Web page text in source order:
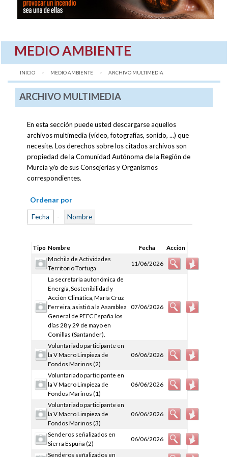
MEDIO AMBIENTE
INICIO MEDIO AMBIENTE AQUÍ:
ARCHIVO MULTIMEDIA
ARCHIVO MULTIMEDIA
En esta sección puede usted descargarse aquellos
archivos multimedia (vídeo, fotografías, sonido, ...) que
necesite. Los derechos sobre los citados archivos son
propiedad de la Comunidad Autónoma de la Región de
Murcia y/o de sus Consejerías y Organismos
correspondientes.
Ordenar por
Fecha - Nombre
Tipo Nombre Fecha
Acción
Mochila de Actividades
Territorio Tortuga
11/06/2026
La secretaria autonómica de
Energía, Sostenibilidad y
Acción Climática, María Cruz
Ferreira, asistió a la Asamblea
General de PEFC España los
días 28 y 29 de mayo en
Comillas (Santander).
07/06/2026
Voluntariado participante en
la V Macro Limpieza de
Fondos Marinos (2)
06/06/2026
Voluntariado participante en
la V Macro Limpieza de
Fondos Marinos (1)
06/06/2026
Voluntariado participante en
la V Macro Limpieza de
Fondos Marinos (3)
06/06/2026
Senderos señalizados en
Sierra Espuña (2)
06/06/2026
Senderos señalizados en